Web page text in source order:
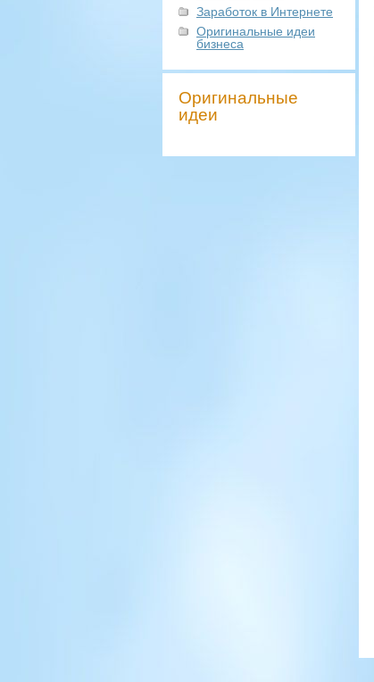
Заработок в Интернете
Оригинальные идеи
бизнеса
Оригинальные
идеи